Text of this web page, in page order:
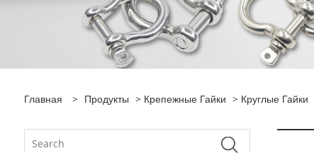
Главная > Продукты > Крепежные Гайки > Круглые Гайки